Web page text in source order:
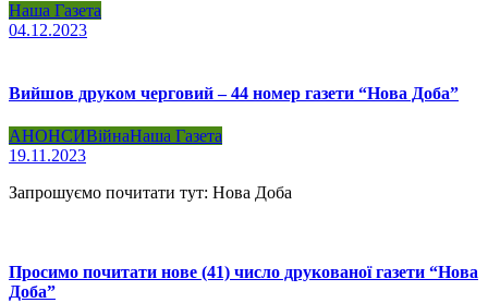
Наша Газета
04.12.2023
Вийшов друком черговий – 44 номер газети “Нова Доба”
АНОНСИВійнаНаша Газета
19.11.2023
Запрошуємо почитати тут: Нова Доба
Просимо почитати нове (41) число друкованої газети “Нова
Доба”